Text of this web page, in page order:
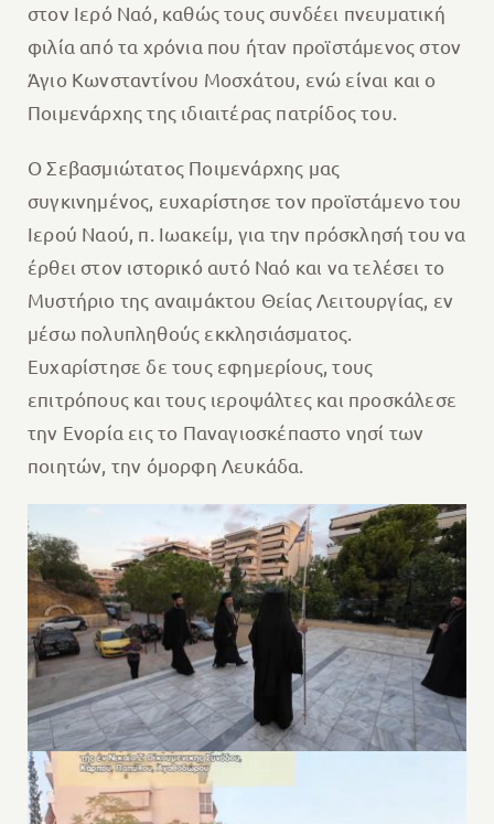
στον Ιερό Ναό, καθώς τους συνδέει πνευματική
φιλία από τα χρόνια που ήταν προϊστάμενος στον
Άγιο Κωνσταντίνου Μοσχάτου, ενώ είναι και ο
Ποιμενάρχης της ιδιαιτέρας πατρίδος του.
Ο Σεβασμιώτατος Ποιμενάρχης μας
συγκινημένος, ευχαρίστησε τον προϊστάμενο του
Ιερού Ναού, π. Ιωακείμ, για την πρόσκλησή του να
έρθει στον ιστορικό αυτό Ναό και να τελέσει το
Μυστήριο της αναιμάκτου Θείας Λειτουργίας, εν
μέσω πολυπληθούς εκκλησιάσματος.
Ευχαρίστησε δε τους εφημερίους, τους
επιτρόπους και τους ιεροψάλτες και προσκάλεσε
την Ενορία εις το Παναγιοσκέπαστο νησί των
ποιητών, την όμορφη Λευκάδα.